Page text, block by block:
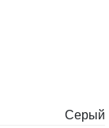
Серый